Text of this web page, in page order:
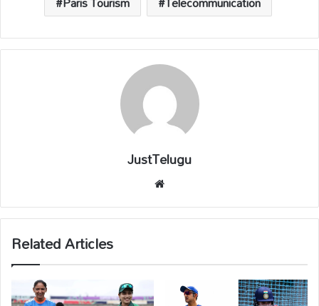
JustTelugu
bsi
te
Related Articles